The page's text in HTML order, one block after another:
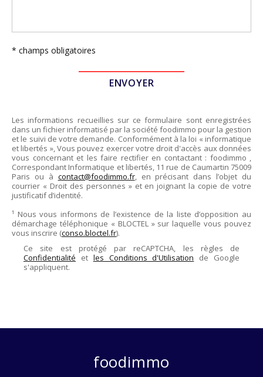
* champs obligatoires
Les informations recueillies sur ce formulaire sont enregistrées
dans un fichier informatisé par la société foodimmo pour la gestion
et le suivi de votre demande. Conformément à la loi « informatique
et libertés », Vous pouvez exercer votre droit d'accès aux données
vous concernant et les faire rectifier en contactant : foodimmo ,
Correspondant Informatique et libertés, 11 rue de Caumartin 75009
Paris ou à contact@foodimmo.fr, en précisant dans l’objet du
courrier « Droit des personnes » et en joignant la copie de votre
justificatif d’identité.
¹ Nous vous informons de l’existence de la liste d’opposition au
démarchage téléphonique « BLOCTEL » sur laquelle vous pouvez
vous inscrire (conso.bloctel.fr).
Ce site est protégé par reCAPTCHA, les règles de
Confidentialité et les Conditions d'Utilisation de Google
s'appliquent.
foodimmo